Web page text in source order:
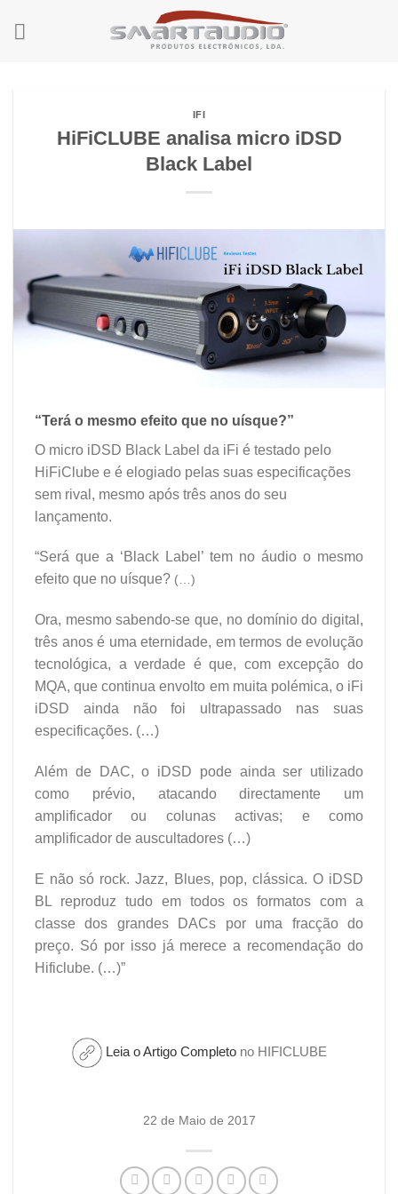
IFI
HiFiCLUBE analisa micro iDSD
Black Label
“Terá o mesmo efeito que no uísque?”
O micro iDSD Black Label da iFi é testado pelo
HiFiClube e é elogiado pelas suas especificações
sem rival, mesmo após três anos do seu
lançamento.
“Será que a ‘Black Label’ tem no áudio o mesmo
efeito que no uísque? (…)
Ora, mesmo sabendo-se que, no domínio do digital,
três anos é uma eternidade, em termos de evolução
tecnológica, a verdade é que, com excepção do
MQA, que continua envolto em muita polémica, o iFi
iDSD ainda não foi ultrapassado nas suas
especificações. (…)
Além de DAC, o iDSD pode ainda ser utilizado
como prévio, atacando directamente um
amplificador ou colunas activas; e como
amplificador de auscultadores (…)
E não só rock. Jazz, Blues, pop, clássica. O iDSD
BL reproduz tudo em todos os formatos com a
classe dos grandes DACs por uma fracção do
preço. Só por isso já merece a recomendação do
Hificlube. (…)”
Leia o Artigo Completono HIFICLUBE
22 de Maio de 2017